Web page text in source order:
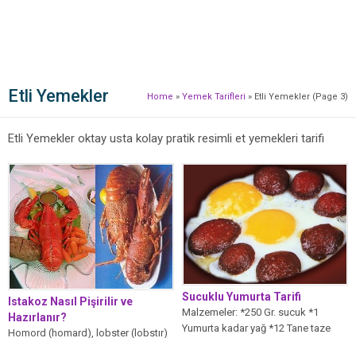
Home » Yemek Tarifleri » Etli Yemekler (Page 3)
Etli Yemekler
Etli Yemekler oktay usta kolay pratik resimli et yemekleri tarifi
Istakoz Nasıl Pişirilir ve
Hazırlanır?
Homord (homard), lobster (lobstır)
Sucuklu Yumurta Tarifi
Malzemeler: *250 Gr. sucuk *1
Yumurta kadar yağ *12 Tane taze